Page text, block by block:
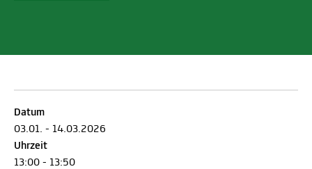
Datum
03.01. - 14.03.2026
Uhrzeit
13:00 - 13:50